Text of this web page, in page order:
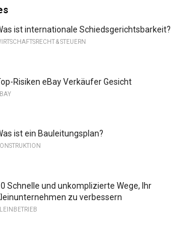
ist internationale Schiedsgerichtsbarkeit?
& STEUERN
Risiken eBay Verkäufer Gesicht
ist ein Bauleitungsplan?
Schnelle und unkomplizierte Wege, Ihr
zu verbessern